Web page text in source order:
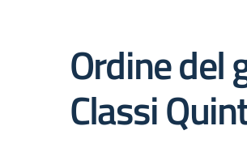
Ordine del
Classi